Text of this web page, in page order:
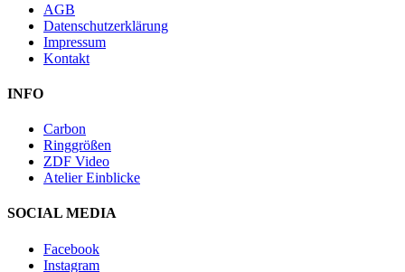
AGB
Datenschutzerklärung
Impressum
Kontakt
INFO
Carbon
Ringgrößen
ZDF Video
Atelier Einblicke
SOCIAL MEDIA
Facebook
Instagram